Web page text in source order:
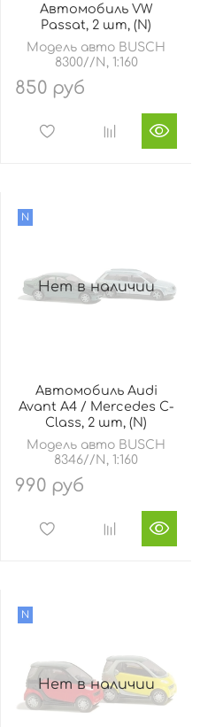
Автомобиль VW
Passat, 2 шт, (N)
Модель авто BUSCH
8300//N, 1:160
850 руб
Нет в наличии
N
Автомобиль Audi
Avant A4 / Mercedes C-
Class, 2 шт, (N)
Модель авто BUSCH
8346//N, 1:160
990 руб
Нет в наличии
N